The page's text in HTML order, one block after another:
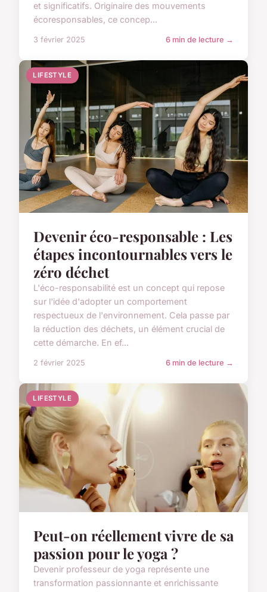
et significatifs. Originaire des mouvements
écoresponsables, ce concep...
3 février 2025 6 min de lecture →
LIFESTYLE
Devenir éco-responsable : Les
étapes incontournables vers le
zéro déchet
L'éco-responsabilité est un concept qui repose
sur l'idée d'adopter un comportement
respectueux de l'environnement. Cela passe par
la réduction des déchets, un élément crucial de
cette démarche. En ef...
2 février 2025 6 min de lecture →
LIFESTYLE
Peut-on réellement vivre de sa
passion pour le yoga ?
Devenir professeur de yoga représente une
transformation passionnante et enrichissante